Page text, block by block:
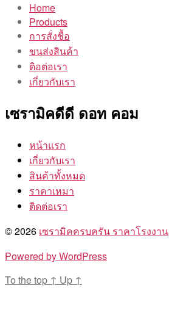
Home
Products
การสั่งชื้อ
ขนส่งสินค้า
ติอต่อเรา
เกี่ยวกับเรา
เซรามิคดีดี ดอท คอม
หน้าแรก
เกี่ยวกับเรา
สินค้าทั้งหมด
ราคาเหมา
ติดต่อเรา
© 2026 เซรามิคครบครัน ราคาโรงงาน
Powered by WordPress
To the top ↑ Up ↑